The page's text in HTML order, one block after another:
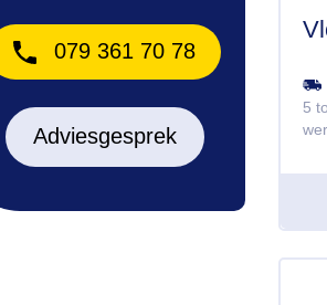
079 361 70 78
Adviesgesprek
5